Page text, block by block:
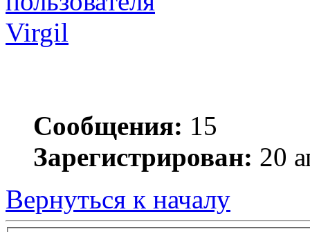
Virgil
Сообщения: 15
Зарегистрирован: 20
Вернуться к началу